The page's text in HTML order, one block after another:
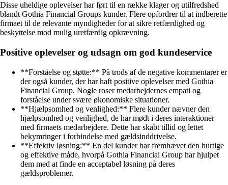
Disse uheldige oplevelser har ført til en række klager og utilfredshed
blandt Gothia Financial Groups kunder. Flere opfordrer til at indberette
firmaet til de relevante myndigheder for at sikre retfærdighed og
beskyttelse mod mulig uretfærdig opkrævning.
Positive oplevelser og udsagn om god kundeservice
**Forståelse og støtte:** På trods af de negative kommentarer er
der også kunder, der har haft positive oplevelser med Gothia
Financial Group. Nogle roser medarbejdernes empati og
forståelse under svære økonomiske situationer.
**Hjælpsomhed og venlighed:** Flere kunder nævner den
hjælpsomhed og venlighed, de har mødt i deres interaktioner
med firmaets medarbejdere. Dette har skabt tillid og lettet
bekymringer i forbindelse med gældsinddrivelse.
**Effektiv løsning:** En del kunder har fremhævet den hurtige
og effektive måde, hvorpå Gothia Financial Group har hjulpet
dem med at finde en acceptabel løsning på deres
gældsproblemer.